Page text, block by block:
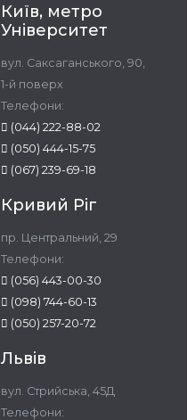
Київ, метро
Університет
вул. Саксаганського, 90,
1-й поверх
Телефони:
(044) 222-88-02
(050) 444-15-75
(067) 239-69-18
Кривий Ріг
пр. Центральний, 29
Телефони:
(056) 443-00-30
(098) 744-60-13
(050) 257-20-72
Львів
вул. Стрийська, 45Д
Телефони: